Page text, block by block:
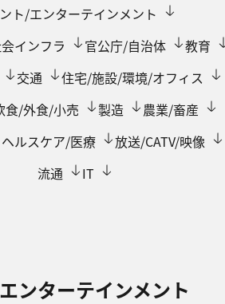
ト/エンターテインメント
インフラ
官公庁/自治体
教育
交通
住宅/施設/環境/オフィス
食/外食/小売
製造
農業/畜産
ヘルスケア/医療
放送/CATV/映像
流通
IT
ンターテインメント